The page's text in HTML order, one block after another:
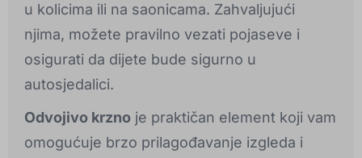
u kolicima ili na saonicama. Zahvaljujući
njima, možete pravilno vezati pojaseve i
osigurati da dijete bude sigurno u
autosjedalici.
Odvojivo krzno je praktičan element koji vam
omogućuje brzo prilagođavanje izgleda i